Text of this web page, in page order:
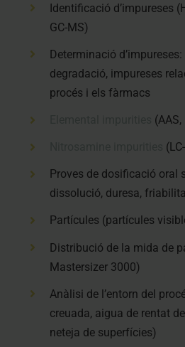
Identificació d’impureses
GC-MS)
Determinació
degradació, impureses
procés i els fàrmacs
Proves de dosificació oral
dissolució, duresa,
Partícules (partícules
Distribució de la mida de
Mastersizer 3000)
Anàlisi de l’entorn del
creuada, aigua de rentat
neteja de superfícies)